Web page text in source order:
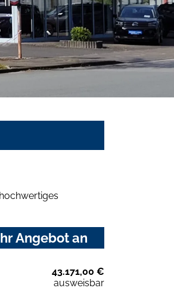
Angebot an
43.171,00 €
ausweisbar